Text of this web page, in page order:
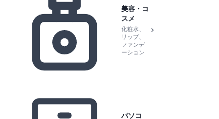
美容・コ
スメ
化粧水、
リップ、
ファンデ
ーション
パソコ